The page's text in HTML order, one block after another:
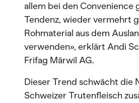
allem bei den Convenience
Tendenz, wieder vermehrt
Rohmaterial aus dem
verwenden», erklärt Andi
Frifag Märwil AG.
Dieser Trend schwächt die
Schweizer Trutenfleisch